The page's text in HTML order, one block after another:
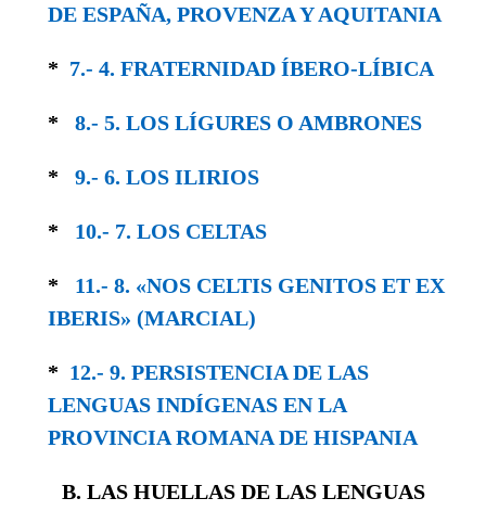
DE ESPAÑA, PROVENZA Y AQUITANIA
* 7.- 4. FRATERNIDAD ÍBERO-LÍBICA
* 8.- 5. LOS LÍGURES O AMBRONES
* 9.- 6. LOS ILIRIOS
* 10.- 7. LOS CELTAS
* 11.- 8. «NOS CELTIS GENITOS ET EX
IBERIS» (MARCIAL)
* 12.- 9. PERSISTENCIA DE LAS
LENGUAS IN­DÍGENAS EN LA
PROVINCIA ROMANA DE HISPANIA
B. LAS HUELLAS DE LAS LENGUAS